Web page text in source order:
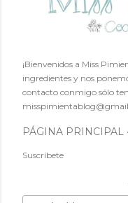
¡Bienvenidos a Miss
ingredientes y nos
contacto conmigo sólo
PÁGINA PRINCIPAL
Suscríbete